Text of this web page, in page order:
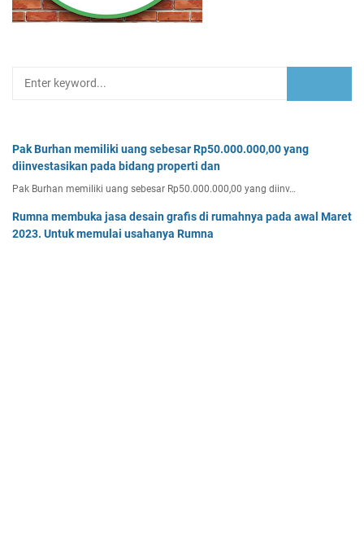
Pak Burhan memiliki uang sebesar Rp50.000.000,00 yang
diinvestasikan pada bidang properti dan
Pak Burhan memiliki uang sebesar Rp50.000.000,00 yang diinv…
Rumna membuka jasa desain grafis di rumahnya pada awal Maret
2023. Untuk memulai usahanya Rumna